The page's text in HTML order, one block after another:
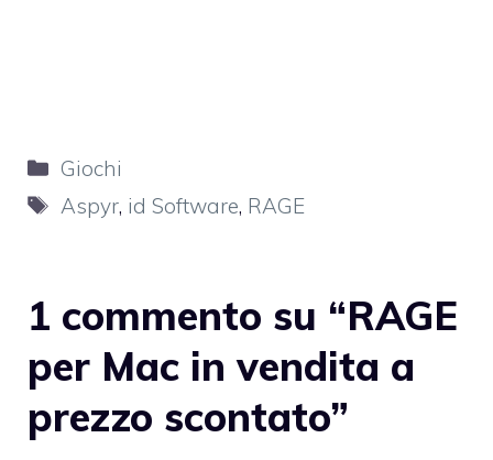
Categorie
Giochi
Tag
Aspyr, id Software, RAGE
1 commento su “RAGE
per Mac in vendita a
prezzo scontato”